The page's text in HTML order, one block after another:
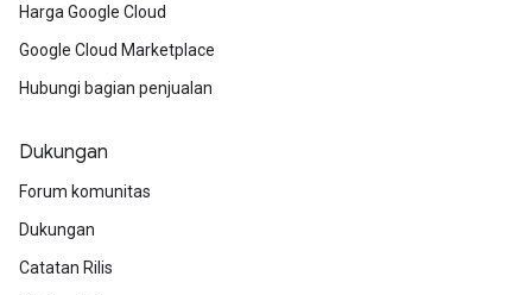
Harga Google Cloud
Google Cloud Marketplace
Hubungi bagian penjualan
Dukungan
Forum komunitas
Dukungan
Catatan Rilis